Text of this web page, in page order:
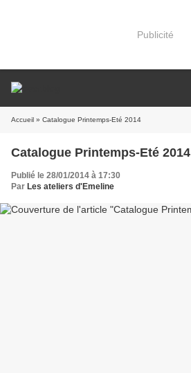
Publicité
Accueil » Catalogue Printemps-Eté 2014
Catalogue Printemps-Eté 2014
Publié le 28/01/2014 à 17:30
Par Les ateliers d'Emeline